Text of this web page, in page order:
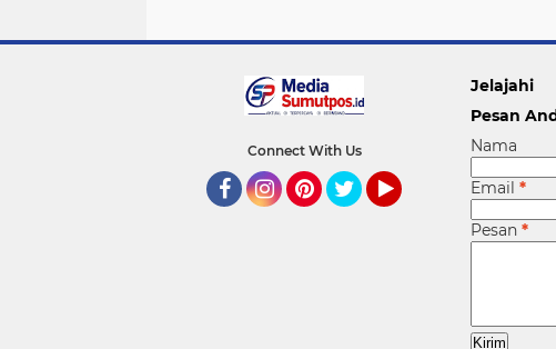
Connect With Us
Jelajahi
Pesan
Nama
Email *
Pesan *